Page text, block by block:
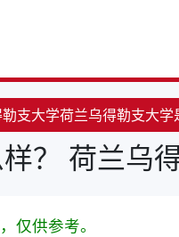
支大学荷兰乌得勒支大
？ 荷兰乌
仅供参考。